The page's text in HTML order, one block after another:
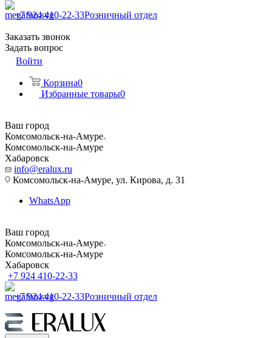
+7 924 410-22-33Розничный отдел
Заказать звонок
Задать вопрос
Войти
Корзина0
Избранные товары0
Ваш город
Комсомольск-на-Амуре
Комсомольск-на-Амуре
Хабаровск
info@eralux.ru
Комсомольск-на-Амуре, ул. Кирова, д. 31
WhatsApp
Ваш город
Комсомольск-на-Амуре
Комсомольск-на-Амуре
Хабаровск
+7 924 410-22-33
+7 924 410-22-33Розничный отдел